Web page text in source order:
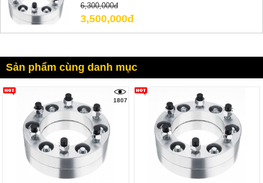
6,300,000đ
3,500,000đ
Sản phẩm cùng danh mục
1807